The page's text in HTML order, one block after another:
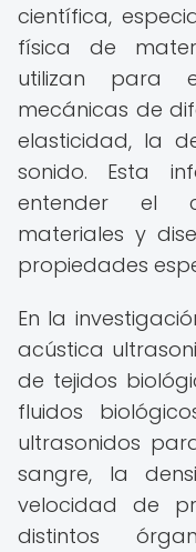
científica,
física de
utilizan para
mecánicas de
elasticidad, la
sonido. Esta
entender el
materiales y
propiedades
En la
acústica
de tejidos
fluidos
ultrasonidos
sangre, la
velocidad de
distintos